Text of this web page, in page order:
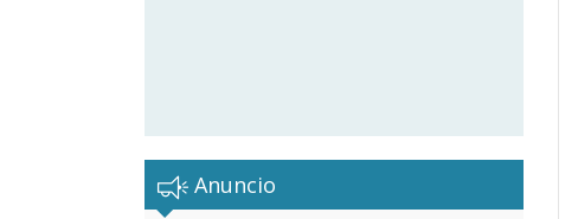
Anuncio